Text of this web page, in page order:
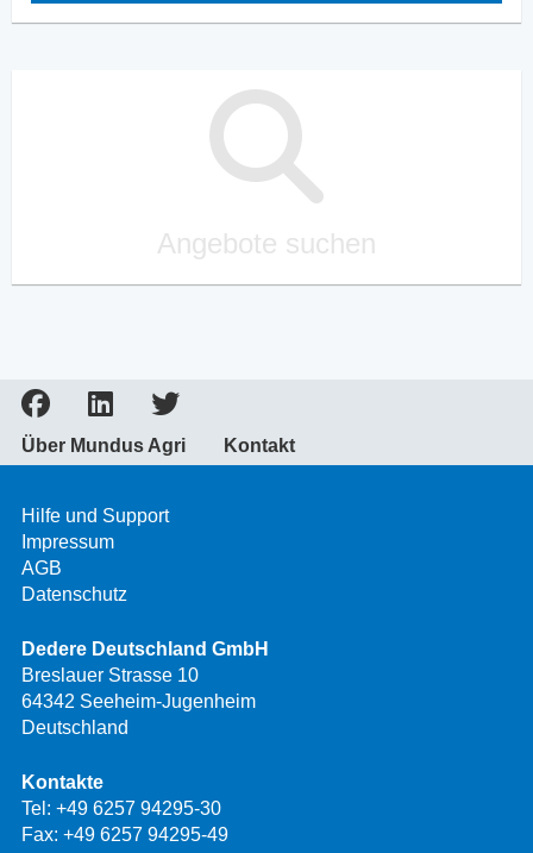
Angebote suchen
Über Mundus Agri Kontakt
Hilfe und Support
Impressum
AGB
Datenschutz
Dedere Deutschland GmbH
Breslauer Strasse 10
64342 Seeheim-Jugenheim
Deutschland
Kontakte
Tel: +49 6257 94295-30
Fax: +49 6257 94295-49